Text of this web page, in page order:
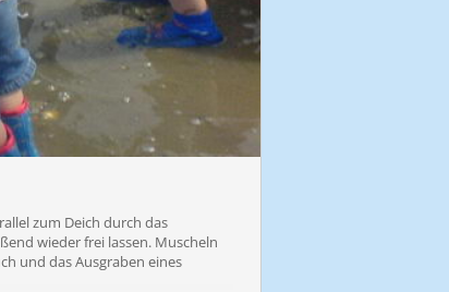
zum Deich durch das
wieder frei lassen. Muscheln
und das Ausgraben eines